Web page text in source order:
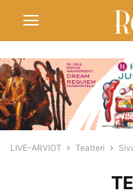
LIVE-ARVIOT Teatteri